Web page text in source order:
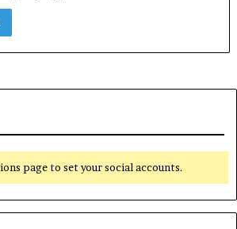
page to set your social accounts.